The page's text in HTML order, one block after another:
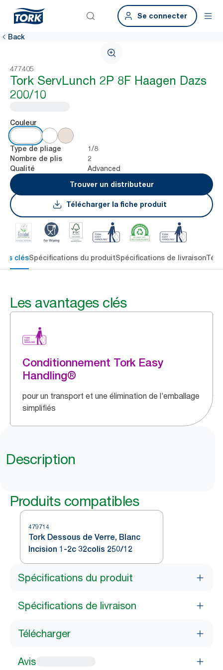
Se connecter
Back
477405
Tork ServLunch 2P 8F Haagen Dazs
200/10
Couleur
Type de pliage 1/8
Nombre de plis 2
Qualité
Advanced
Trouver un distributeur
Télécharger la fiche produit
clésSpécifications du produitSpécifications de livraison
Les avantages clés
Conditionnement Tork Easy
Handling®
pour un transport et une élimination de l’emballage
simplifiés
Description
Produits compatibles
479714
Tork Dessous de Verre, Blanc
Incision 1-2c 32colis 250/12
Spécifications du produit
Spécifications de livraison
Télécharger
Avis